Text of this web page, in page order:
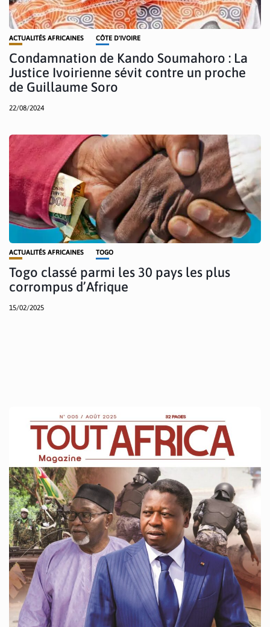
ACTUALITÉS AFRICAINES CÔTE D'IVOIRE
Condamnation de Kando Soumahoro : La
Justice Ivoirienne sévit contre un proche
de Guillaume Soro
22/08/2024
ACTUALITÉS AFRICAINES TOGO
Togo classé parmi les 30 pays les plus
corrompus d’Afrique
15/02/2025